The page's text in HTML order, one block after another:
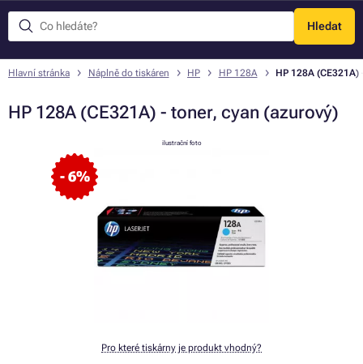
Hledat
Menu
Hlavní stránka Náplně do tiskáren HP HP 128A HP 128A
HP 128A (CE321A) - toner, cyan (azurový)
- 6%
ilustrační foto
Pro které tiskárny je produkt vhodný?